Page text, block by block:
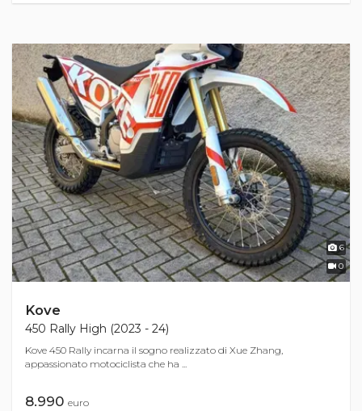
6
0
Kove
450 Rally High (2023 - 24)
Kove 450 Rally incarna il sogno realizzato di Xue Zhang,
appassionato motociclista che ha ...
8.990 euro